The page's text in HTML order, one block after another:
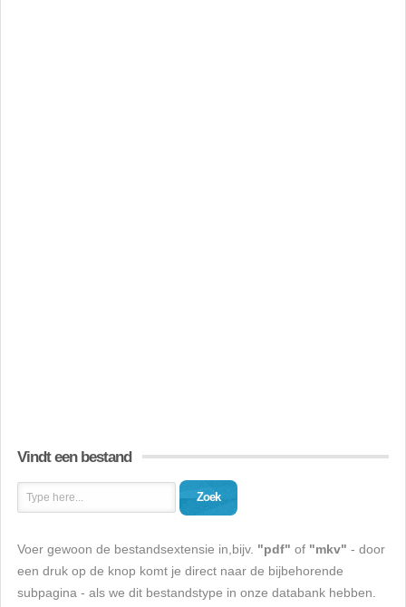
Vindt een bestand
Zoek
Voer gewoon de bestandsextensie in,bijv. "pdf" of "mkv" - door
een druk op de knop komt je direct naar de bijbehorende
subpagina - als we dit bestandstype in onze databank hebben.